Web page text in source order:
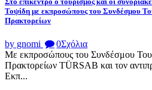
Τοψίδη με εκπροσώπους του Συνδέσμου
Πρακτορείων
by gnomi 0Σχόλια
Με εκπροσώπους του Συνδέσμου
Πρακτορείων TÜRSAB και τον
Εκπ...